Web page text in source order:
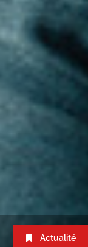
Actualité